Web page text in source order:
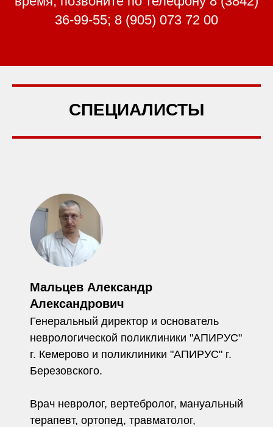
36-99-55; 8 (905) 073 72 00
СПЕЦИАЛИСТЫ
Мальцев Александр
Александрович
Генеральный директор и основатель
неврологической поликлиники "АПИРУС"
г. Кемерово и поликлиники "АПИРУС" г.
Березовского.
Врач невролог, вертебролог, мануальный
терапевт, ортопед, травматолог,